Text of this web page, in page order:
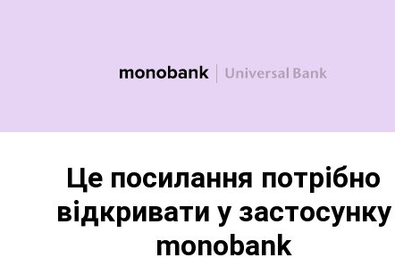
Це посилання потрібно
відкривати у застосунку
monobank